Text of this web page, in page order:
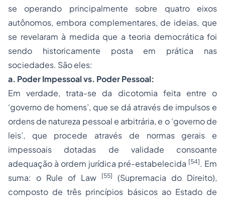
se operando principalmente sobre quatro eixos
autônomos, embora complementares, de ideias, que
se revelaram à medida que a teoria democrática foi
sendo historicamente posta em prática nas
sociedades. São eles:
a. Poder Impessoal vs. Poder Pessoal:
Em verdade, trata-se da dicotomia feita entre o
‘governo de homens’, que se dá através de impulsos e
ordens de natureza pessoal e arbitrária, e o‘governo de
leis’, que procede através de normas gerais e
impessoais dotadas de validade consoante
adequação à ordem jurídica pré-estabelecida [54]. Em
suma: o Rule of Law [55]
(Supremacia do Direito),
composto de três princípios básicos ao Estado de